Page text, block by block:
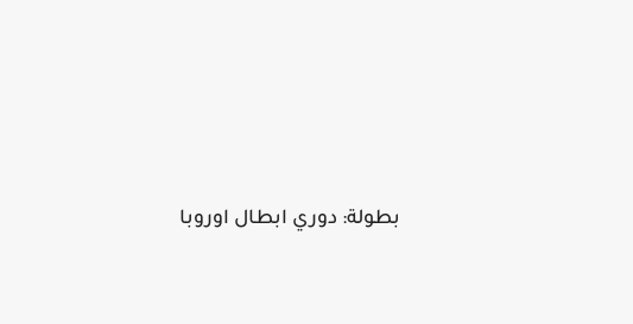
بطولة: دوري ابطال اوروبا